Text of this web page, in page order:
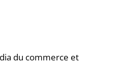
du commerce et